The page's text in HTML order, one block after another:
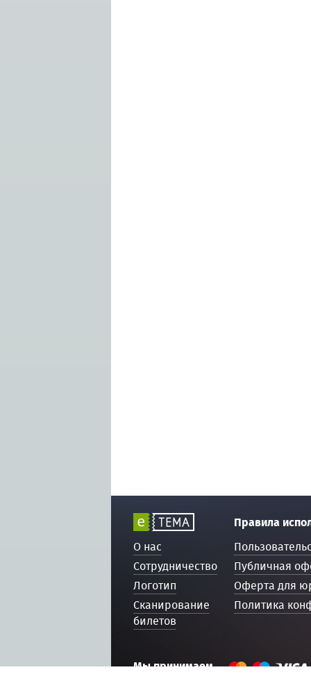
О нас
Сотрудничество
Логотип
Сканирование
билетов
Правила
Публичная
Оферта для
Политика
Мы принимаем